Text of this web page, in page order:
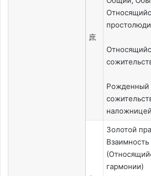
庶
Рожденный
наложницей
Золотой
Взаимность
гармонии)